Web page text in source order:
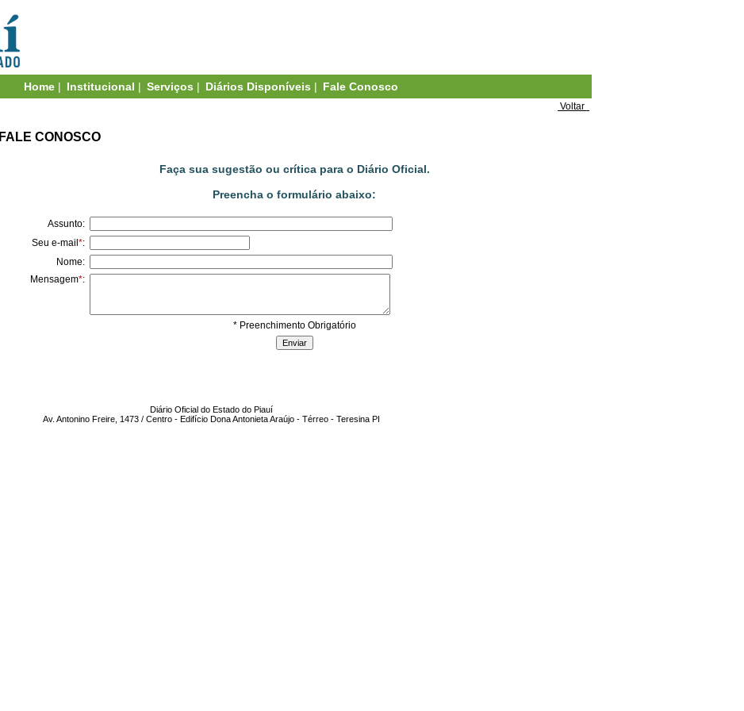
Home | Institucional | Serviços | Diários Disponíveis | Fale Conosco
Voltar
FALE CONOSCO
Faça sua sugestão ou crítica para o Diário Oficial.
Preencha o formulário abaixo:
Assunto:
Seu e-mail *:
Nome:
Mensagem*:
* Preenchimento Obrigatório
Diário Oficial do Estado do Piauí
Av. Antonino Freire, 1473 / Centro - Edifício Dona Antonieta Araújo - Térreo - Teresina PI